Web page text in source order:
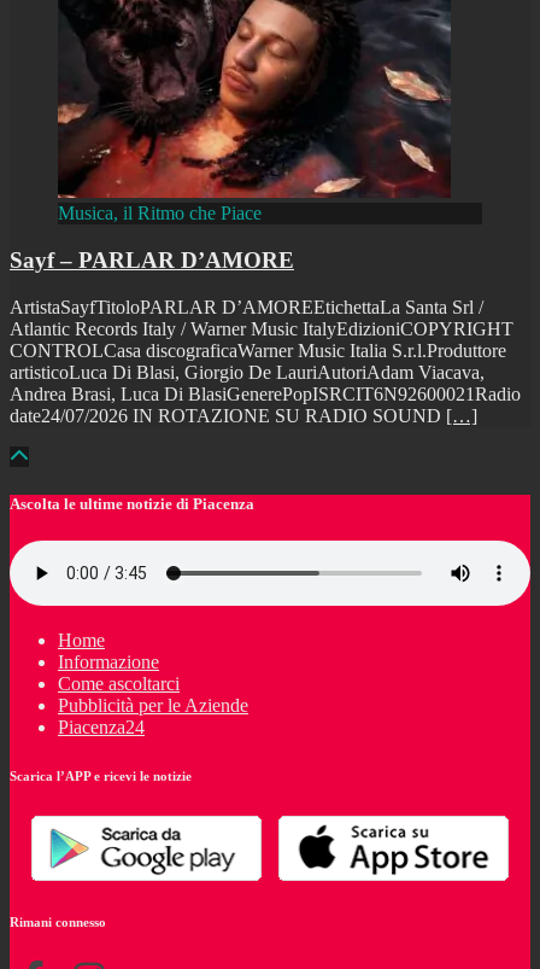
Musica, il Ritmo che Piace
Sayf – PARLAR D’AMORE
ArtistaSayfTitoloPARLAR D’AMOREEtichettaLa Santa Srl /
Atlantic Records Italy / Warner Music ItalyEdizioniCOPYRIGHT
CONTROLCasa discograficaWarner Music Italia S.r.l.Produttore
artisticoLuca Di Blasi, Giorgio De LauriAutoriAdam Viacava,
Andrea Brasi, Luca Di BlasiGenerePopISRCIT6N92600021Radio
date24/07/2026 IN ROTAZIONE SU RADIO SOUND […]
Ascolta le ultime notizie di Piacenza
Home
Informazione
Come ascoltarci
Pubblicità per le Aziende
Piacenza24
Scarica l’APP e ricevi le notizie
Rimani connesso